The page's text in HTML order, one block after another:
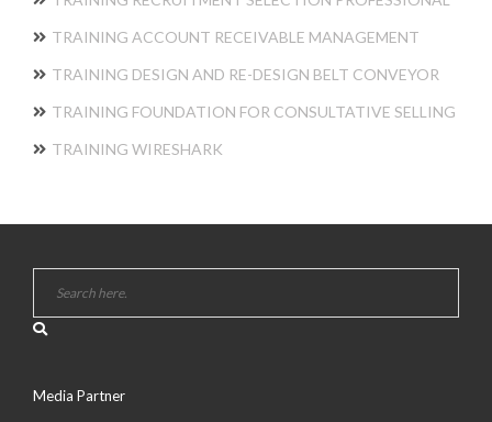
TRAINING ACCOUNT RECEIVABLE MANAGEMENT
TRAINING DESIGN AND RE-DESIGN BELT CONVEYOR
TRAINING FOUNDATION FOR CONSULTATIVE SELLING
TRAINING WIRESHARK
Media Partner